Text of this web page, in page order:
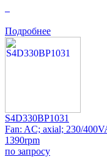
Подробнее
S4D330BP1031
Fan: AC; axial; 230/
1390rpm
по запросу